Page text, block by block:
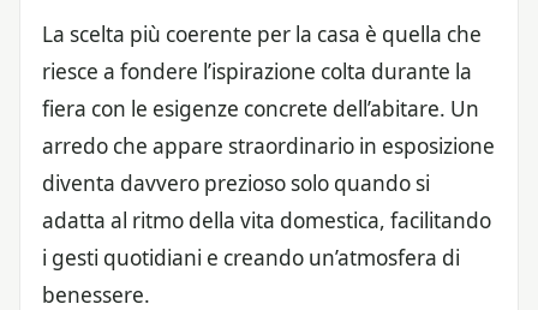
La scelta più coerente per la casa è quella che
riesce a fondere l’ispirazione colta durante la
fiera con le esigenze concrete dell’abitare. Un
arredo che appare straordinario in esposizione
diventa davvero prezioso solo quando si
adatta al ritmo della vita domestica, facilitando
i gesti quotidiani e creando un’atmosfera di
benessere.